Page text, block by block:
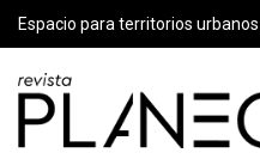
Espacio para territorios